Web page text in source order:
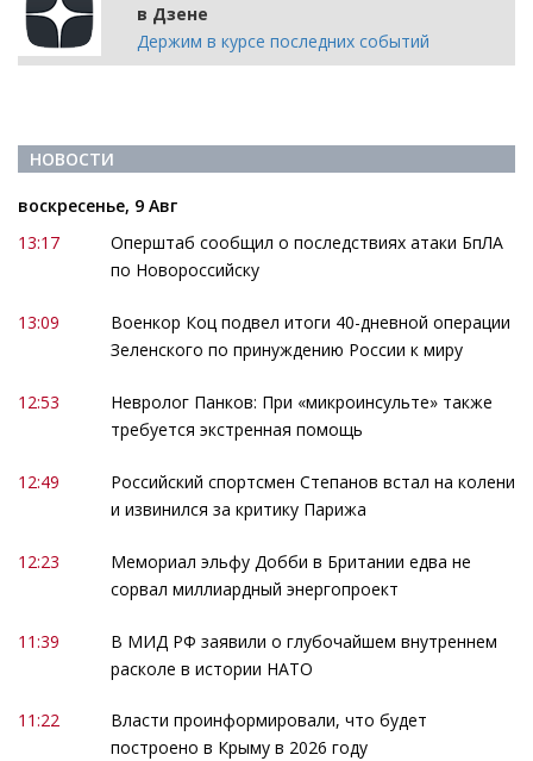
в Дзене
Держим в курсе последних событий
НОВОСТИ
воскресенье, 9 Авг
13:17
Оперштаб сообщил о последствиях атаки БпЛА
по Новороссийску
13:09
Военкор Коц подвел итоги 40-дневной операции
Зеленского по принуждению России к миру
12:53
Невролог Панков: При «микроинсульте» также
требуется экстренная помощь
12:49
Российский спортсмен Степанов встал на колени
и извинился за критику Парижа
12:23
Мемориал эльфу Добби в Британии едва не
сорвал миллиардный энергопроект
11:39
В МИД РФ заявили о глубочайшем внутреннем
расколе в истории НАТО
11:22
Власти проинформировали, что будет
построено в Крыму в 2026 году